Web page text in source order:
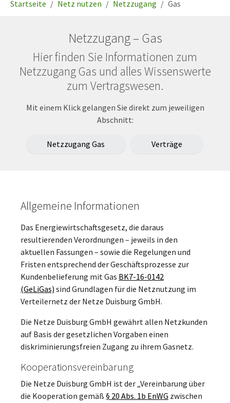
Startseite Netz nutzen Netzzugang Gas
Netzzugang – Gas
Hier finden Sie Informationen zum
Netzzugang Gas und alles Wissenswerte
zum Vertragswesen.
Mit einem Klick gelangen Sie direkt zum jeweiligen
Abschnitt:
Netzzugang Gas Verträge
Allgemeine Informationen
Das Energiewirtschaftsgesetz, die daraus
resultierenden Verordnungen – jeweils in den
aktuellen Fassungen – sowie die Regelungen und
Fristen entsprechend der Geschäftsprozesse zur
Kundenbelieferung mit Gas BK7-16-0142
(GeLiGas) sind Grundlagen für die Netznutzung im
Verteilernetz der Netze Duisburg GmbH.
Die Netze Duisburg GmbH gewährt allen Netzkunden
auf Basis der gesetzlichen Vorgaben einen
diskriminierungsfreien Zugang zu ihrem Gasnetz.
Kooperationsvereinbarung
Die Netze Duisburg GmbH ist der „Vereinbarung über
die Kooperation gemäß § 20 Abs. 1b EnWG zwischen